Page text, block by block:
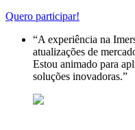
Quero participar!
“A experiência na
atualizações de
Estou animado para
soluções inovadoras.”